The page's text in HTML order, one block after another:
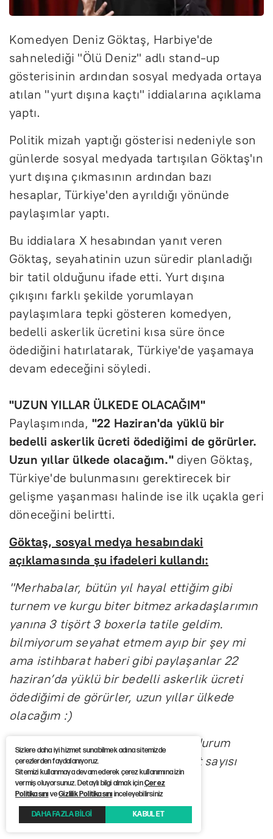
Komedyen Deniz Göktaş, Harbiye'de
sahnelediği "Ölü Deniz" adlı stand-up
gösterisinin ardından sosyal medyada ortaya
atılan "yurt dışına kaçtı" iddialarına açıklama
yaptı.
Politik mizah yaptığı gösterisi nedeniyle son
günlerde sosyal medyada tartışılan Göktaş'ın
yurt dışına çıkmasının ardından bazı
hesaplar, Türkiye'den ayrıldığı yönünde
paylaşımlar yaptı.
Bu iddialara X hesabından yanıt veren
Göktaş, seyahatinin uzun süredir planladığı
bir tatil olduğunu ifade etti. Yurt dışına
çıkışını farklı şekilde yorumlayan
paylaşımlara tepki gösteren komedyen,
bedelli askerlik ücretini kısa süre önce
ödediğini hatırlatarak, Türkiye'de yaşamaya
devam edeceğini söyledi.
"UZUN YILLAR ÜLKEDE OLACAĞIM"
Paylaşımında, "22 Haziran'da yüklü bir
bedelli askerlik ücreti ödediğimi de görürler.
Uzun yıllar ülkede olacağım."diyen Göktaş,
Türkiye'de bulunmasını gerektirecek bir
gelişme yaşanması halinde ise ilk uçakla geri
döneceğini belirtti.
Göktaş, sosyal medya hesabındaki
açıklamasında şu ifadeleri kullandı:
"Merhabalar, bütün yıl hayal ettiğim gibi
turnem ve kurgu biter bitmez arkadaşlarımın
yanına 3 tişört 3 boxerla tatile geldim.
bilmiyorum seyahat etmem ayıp bir şey mi
ama istihbarat haberi gibi paylaşanlar 22
haziran’da yüklü bir bedelli askerlik ücreti
ödediğimi de görürler, uzun yıllar ülkede
olacağım :)
Türkiye’de olmamı gerektiren bir durum
olursa ilk uçakla döneceğim, tişört sayısı
zorluyor."
Haber Kaynağı :12punto
Sizlere daha iyi hizmet sunabilmek adına sitemizde
çerezlerden faydalanıyoruz.
Sitemizi kullanmaya devam ederek çerez kullanımına izin
vermiş oluyorsunuz. Detaylı bilgi almak içinÇerez
PolitikasınıveGizlilik Politikasınıinceleyebilirsiniz
DAHA FAZLA BİLGİ KABUL ET